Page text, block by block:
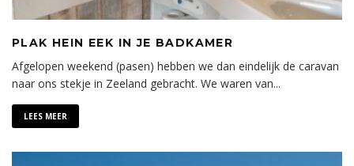
PLAK HEIN EEK IN JE BADKAMER
Afgelopen weekend (pasen) hebben we dan eindelijk de caravan
naar ons stekje in Zeeland gebracht. We waren van...
LEES MEER